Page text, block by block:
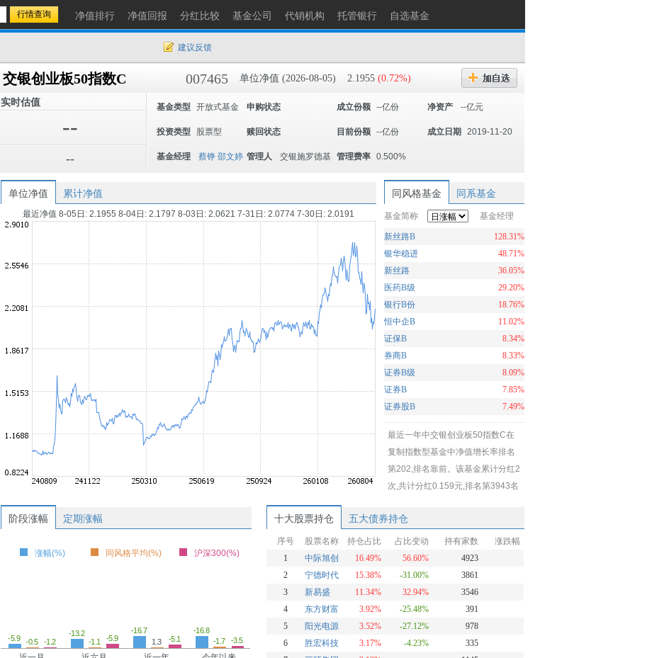
净值排行 净值回报 分红比较 基金公司 代销机构 托管银行 自选基金
建议反馈
交银创业板50指数C 007465 单位净值 (2026-08-05) 2.1955 (0.72%)
实时估值
--
--
基金类型 开放式基金 申购状态 成立份额 --亿份 净资产 --亿元
投资类型 股票型 赎回状态 目前份额 --亿份 成立日期 2019-11-20
基金经理 蔡铮 邵文婷 管理人 交银施罗德基 管理费率 0.500%
单位净值 累计净值
最近净值 8-05日: 2.1955 8-04日: 2.1797 8-03日: 2.0621 7-31日: 2.0774 7-30日: 2.0191
同风格基金 同系基金
基金简称 基金经理
新丝路B
128.31%
银华稳进
48.71%
新丝路
36.05%
医药B级
29.20%
银行B份
18.76%
恒中企B
11.02%
证保B
8.34%
券商B
8.33%
证券B级
8.09%
证券B
7.85%
证券股B
7.49%
最近一年中交银创业板50指数C在
复制指数型基金中净值增长率排名
第202,排名靠前。该基金累计分红2
次,共计分红0.159元,排名第3943名
阶段涨幅 定期涨幅
涨幅(%) 同风格平均(%) 沪深300(%)
-5.9 -0.5 -1.2
-13.2
-1.1
-5.9
-16.7
1.3
-5.1
-16.8
-1.7
-3.5
十大股票持仓 五大债券持仓
序号 股票名称 持仓占比 占比变动 持有家数
涨跌幅
1
中际旭创 16.49% 56.60%
4923
2
宁德时代 15.38% -31.00%
3861
3
新易盛 11.34% 32.94%
3546
4
东方财富 3.92% -25.48%
391
5
阳光电源 3.52% -27.12%
978
6
胜宏科技 3.17% -4.23%
335